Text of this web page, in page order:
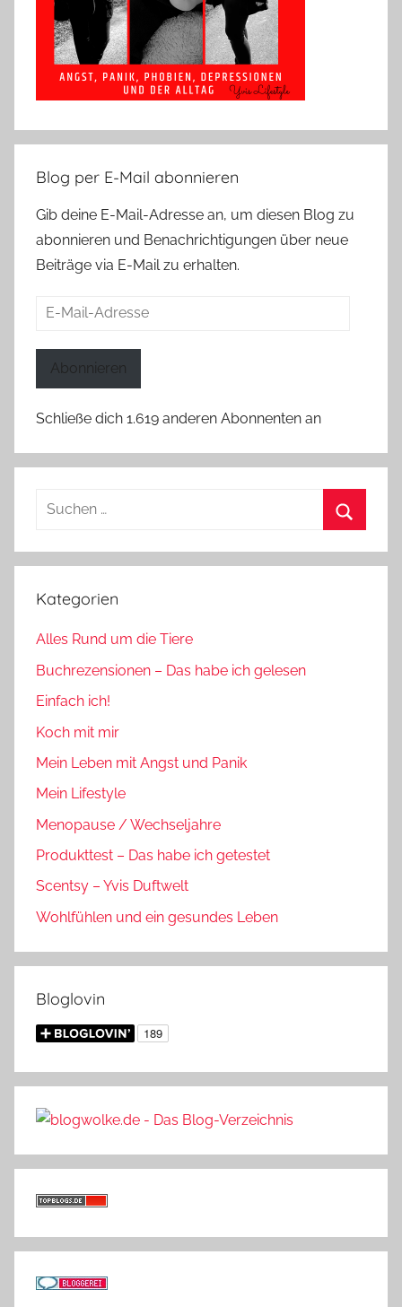
Blog per E-Mail abonnieren
Gib deine E-Mail-Adresse an, um diesen Blog zu
abonnieren und Benachrichtigungen über neue
Beiträge via E-Mail zu erhalten.
E-
Abonnieren
Schließe dich 1.619 anderen Abonnenten an
Suchen
Kategorien
Alles Rund um die Tiere
Buchrezensionen – Das habe ich gelesen
Einfach ich!
Koch mit mir
Mein Leben mit Angst und Panik
Mein Lifestyle
Menopause / Wechseljahre
Produkttest – Das habe ich getestet
Scentsy – Yvis Duftwelt
Wohlfühlen und ein gesundes Leben
Bloglovin